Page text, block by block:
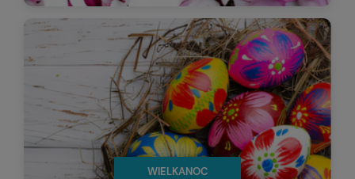
WIELKANOC